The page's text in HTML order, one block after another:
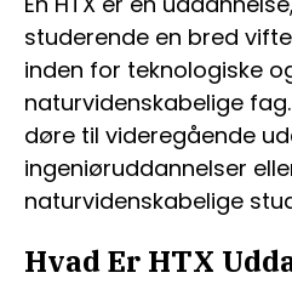
studerende en bred
inden for teknologiske
naturvidenskabelige
døre til videregående
ingeniøruddannelser
naturvidenskabelige
Hvad Er HTX